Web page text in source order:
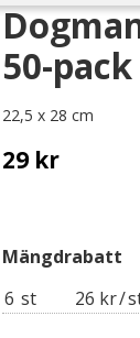
50-
22,5 x 28 cm
29kr
6 st 26 kr/